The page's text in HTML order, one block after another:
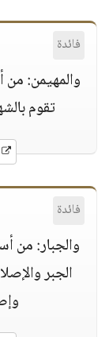
فائدة
والمهيمن: من
تقوم
فائدة
والجبار: من
الجبر